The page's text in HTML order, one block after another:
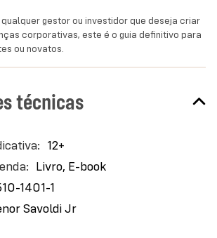
gestor ou investidor que deseja criar
corporativas, este é o guia definitivo para
ou novatos.
técnicas
12+
Livro, E-book
1401-1
Savoldi Jr